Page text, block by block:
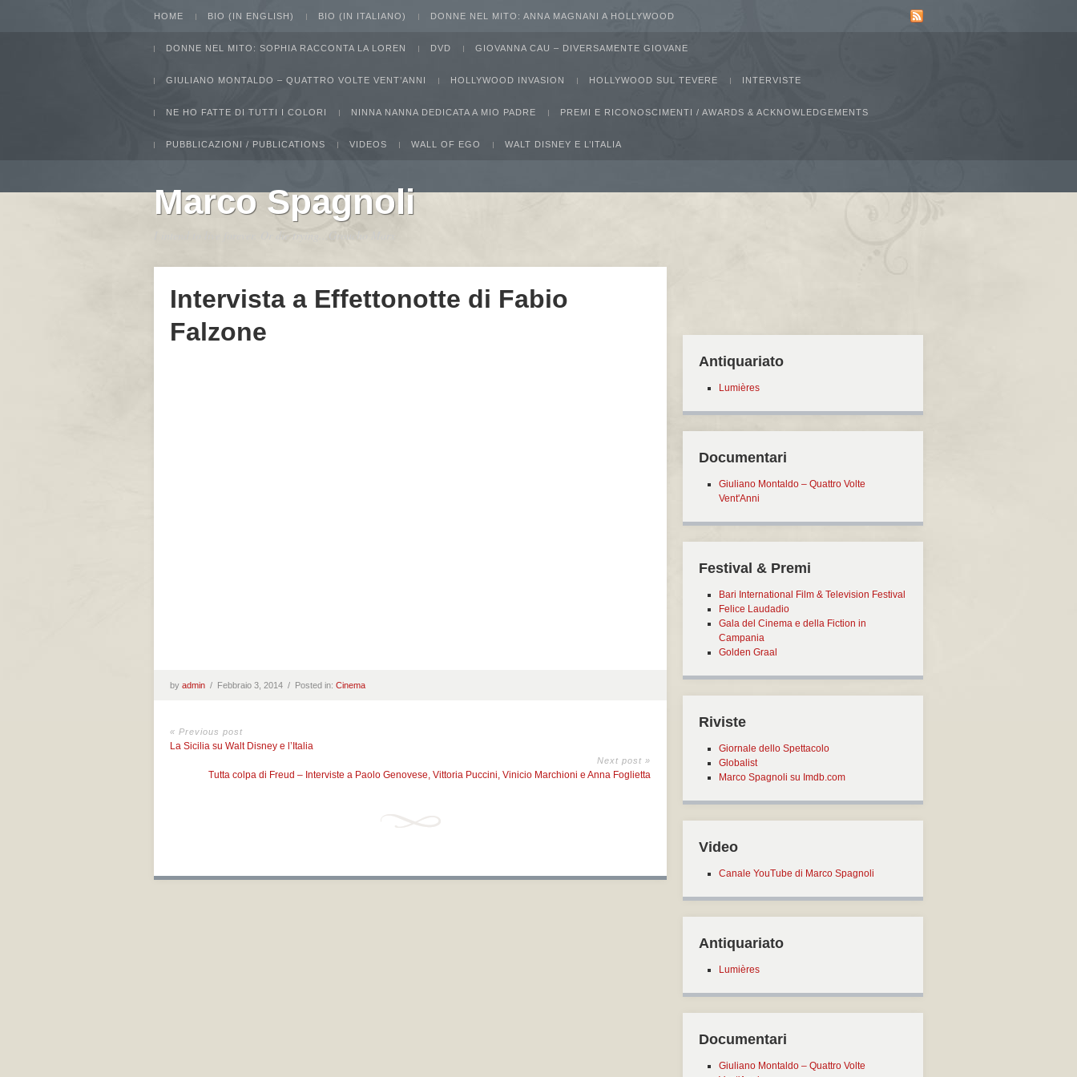
HOME BIO (IN ENGLISH) BIO (IN ITALIANO) DONNE NEL MITO: ANNA MAGNANI A HOLLYWOOD
DONNE NEL MITO: SOPHIA RACCONTA LA LOREN DVD GIOVANNA CAU – DIVERSAMENTE GIOVANE
GIULIANO MONTALDO – QUATTRO VOLTE VENT’ANNI HOLLYWOOD INVASION HOLLYWOOD SUL TEVERE INTERVISTE
NE HO FATTE DI TUTTI I COLORI NINNA NANNA DEDICATA A MIO PADRE PREMI E RICONOSCIMENTI / AWARDS & ACKNOWLEDGEMENTS
PUBBLICAZIONI / PUBLICATIONS VIDEOS WALL OF EGO WALT DISNEY E L’ITALIA
Marco Spagnoli
Intervista a Effettonotte di Fabio
Falzone
by admin / Febbraio 3, 2014 / Posted in: Cinema
« Previous post
La Sicilia su Walt Disney e l’Italia
Next post »
Tutta colpa di Freud – Interviste a Paolo Genovese, Vittoria Puccini, Vinicio Marchioni e Anna Foglietta
Antiquariato
Lumières
Documentari
Giuliano Montaldo – Quattro Volte
Vent'Anni
Festival & Premi
Bari International Film & Television Festival
Felice Laudadio
Gala del Cinema e della Fiction in
Campania
Golden Graal
Riviste
Giornale dello Spettacolo
Globalist
Marco Spagnoli su Imdb.com
Video
Canale YouTube di Marco Spagnoli
Antiquariato
Lumières
Documentari
Giuliano Montaldo – Quattro Volte